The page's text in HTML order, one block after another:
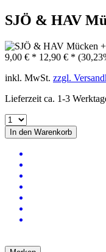
SJÖ & HAV
9,00 € * 12,90 € *
inkl. MwSt. zzgl.
Lieferzeit ca. 1-3
In den Warenkorb